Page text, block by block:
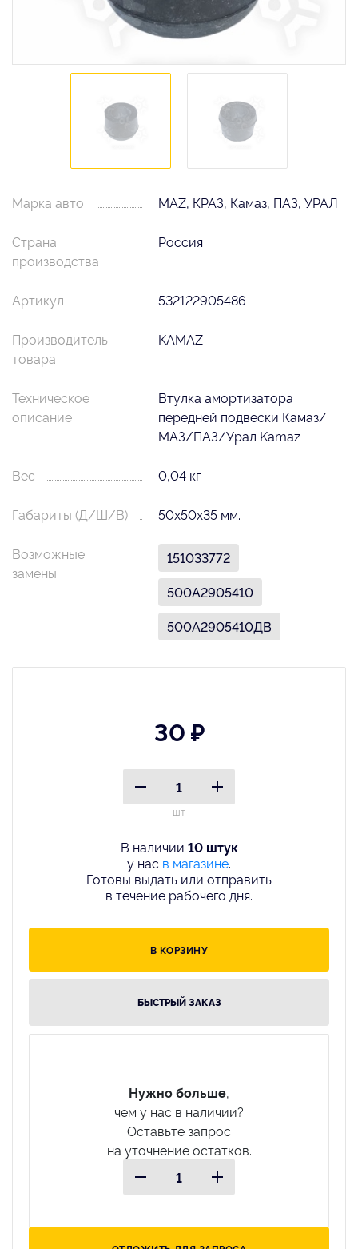
Марка авто MAZ, КРАЗ, Камаз, ПАЗ, УРАЛ
Страна
производства
Россия
Артикул 532122905486
Производитель
товара
KAMAZ
Техническое
описание
Втулка амортизатора
передней подвески Камаз/
МАЗ/ПАЗ/Урал Kamaz
Вес 0,04 кг
Габариты (Д/Ш/В) 50х50х35 мм.
Возможные
замены
151033772
500А2905410
500А2905410ДВ
30 ₽
шт
В наличии 10 штук
у нас в магазине.
Готовы выдать или отправить
в течение рабочего дня.
В КОРЗИНУ
БЫСТРЫЙ ЗАКАЗ
Нужно больше,
чем у нас в наличии?
Оставьте запрос
на уточнение остатков.